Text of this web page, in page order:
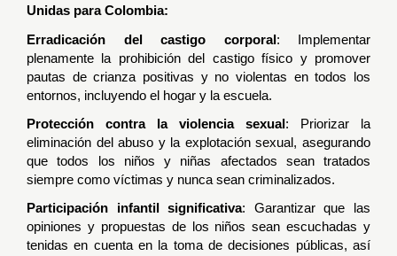
Unidas para Colombia:
Erradicación del castigo corporal : Implementar
plenamente la prohibición del castigo físico y promover
pautas de crianza positivas y no violentas en todos los
entornos, incluyendo el hogar y la escuela.
Protección contra la violencia sexual : Priorizar la
eliminación del abuso y la explotación sexual, asegurando
que todos los niños y niñas afectados sean tratados
siempre como víctimas y nunca sean criminalizados.
Participación infantil significativa: Garantizar que las
opiniones y propuestas de los niños sean escuchadas y
tenidas en cuenta en la toma de decisiones públicas, así